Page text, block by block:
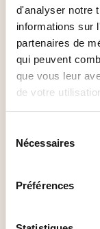
d'analyser notre
informations sur
partenaires de
qui peuvent
que vous leur
de votre
Nécessaires
Préférences
familiers et
Peut
formation,
évoquer